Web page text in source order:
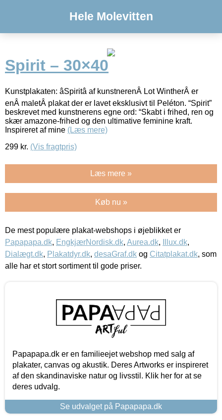
Hele Molevitten
Spirit – 30×40
Kunstplakaten: âSpiritâ af kunstnerenÂ Lot WintherÂ er
enÂ maletÂ plakat der er lavet eksklusivt til Peléton. “Spirit”
beskrevet med kunstnerens egne ord: “Skabt i frihed, ren og
skær amazone-frihed og den ultimative feminine kraft.
Inspireret af mine (Læs mere)
299 kr. (Vis fragtpris)
Læs mere »
Køb nu »
De mest populære plakat-webshops i øjeblikket er
Papapapa.dk, EngkjærNordisk.dk, Aurea.dk, Illux.dk,
Dialægt.dk, Plakatdyr.dk, desaGraf.dk og Citatplakat.dk, som
alle har et stort sortiment til gode priser.
Papapapa.dk er en familieejet webshop med salg af
plakater, canvas og akustik. Deres Artworks er inspireret
af den skandinaviske natur og livsstil. Klik her for at se
deres udvalg.
Se udvalget på Papapapa.dk